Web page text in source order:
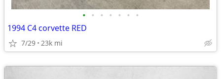
• • • • • • •
1994 C4 corvette RED
7/29 23k mi